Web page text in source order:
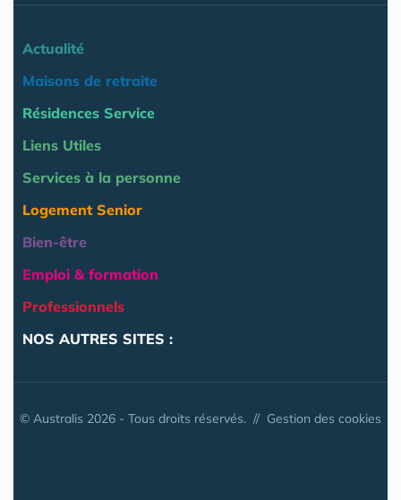
Actualité
Maisons de retraite
Résidences Service
Liens Utiles
Services à la personne
Logement Senior
Bien-être
Emploi & formation
Professionnels
NOS AUTRES SITES :
© Australis 2026 - Tous droits réservés. // Gestion des cookies